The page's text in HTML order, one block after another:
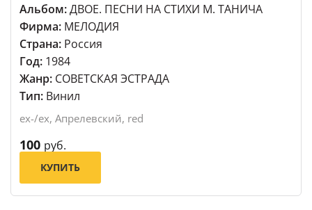
Альбом:ДВОЕ. ПЕСНИ НА СТИХИ М. ТАНИЧА
Фирма: МЕЛОДИЯ
Страна: Россия
Год: 1984
Жанр: СОВЕТСКАЯ ЭСТРАДА
Тип: Винил
ex-/ex, Апрелевский, red
100 руб.
КУПИТЬ